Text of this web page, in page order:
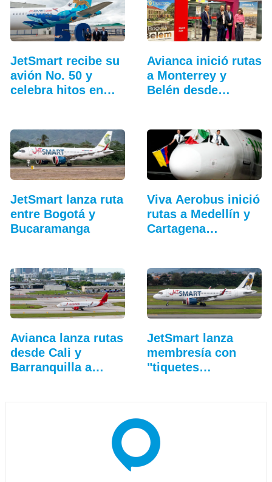
JetSmart recibe su
avión No. 50 y
celebra hitos en
Avianca inició rutas
a Monterrey y
Belén desde
JetSmart lanza ruta
entre Bogotá y
Bucaramanga
Viva Aerobus inició
rutas a Medellín y
Cartagena…
Avianca lanza rutas
desde Cali y
Barranquilla a
JetSmart lanza
membresía con
"tiquetes